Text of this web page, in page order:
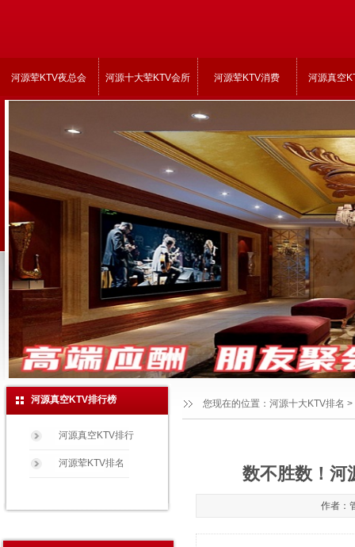
河源荤KTV夜总会 河源十大荤KTV会所 河源荤KTV消费 河源真空
您现在的位置： 河源十大KTV排名 >
河源真空KTV排行榜
河源真空KTV排行
河源荤KTV排名
数不胜数！河
作者：